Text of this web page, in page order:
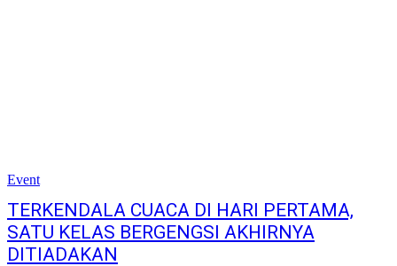
Event
TERKENDALA CUACA DI HARI PERTAMA,
SATU KELAS BERGENGSI AKHIRNYA
DITIADAKAN